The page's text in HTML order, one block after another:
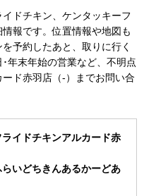
ドチキン、ケンタッキーフ
報です。位置情報や地図も
予約したあと、取りに行く
年末年始の営業など、不明点
ド赤羽店（-）までお問い合
イドチキンアルカード赤
いどちきんあるかーどあ